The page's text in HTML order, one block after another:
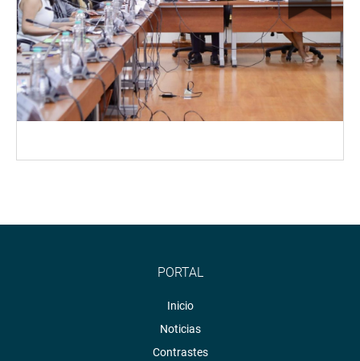
PORTAL
Inicio
Noticias
Contrastes